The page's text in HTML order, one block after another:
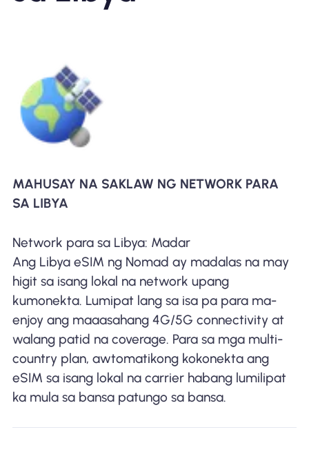
MAHUSAY NA SAKLAW NG NETWORK PARA
SA LIBYA
Network para sa Libya: Madar
Ang Libya eSIM ng Nomad ay madalas na may
higit sa isang lokal na network upang
kumonekta. Lumipat lang sa isa pa para ma-
enjoy ang maaasahang 4G/5G connectivity at
walang patid na coverage. Para sa mga multi-
country plan, awtomatikong kokonekta ang
eSIM sa isang lokal na carrier habang lumilipat
ka mula sa bansa patungo sa bansa.